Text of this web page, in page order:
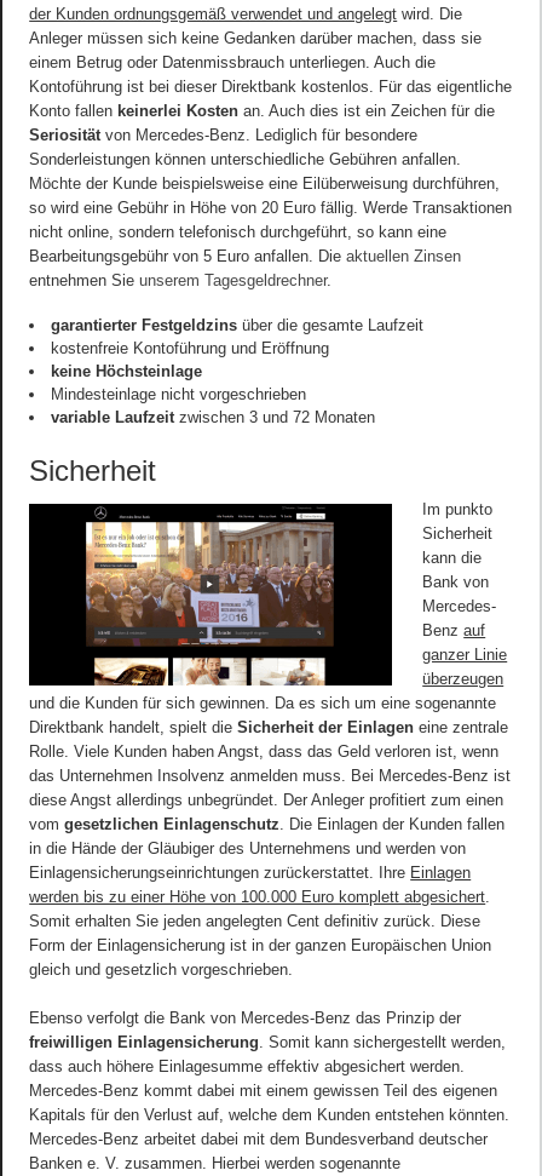
der Kunden ordnungsgemäß verwendet und angelegt wird. Die
Anleger müssen sich keine Gedanken darüber machen, dass sie
einem Betrug oder Datenmissbrauch unterliegen. Auch die
Kontoführung ist bei dieser Direktbank kostenlos. Für das eigentliche
Konto fallen keinerlei Kosten an. Auch dies ist ein Zeichen für die
Seriositätvon Mercedes-Benz. Lediglich für besondere
Sonderleistungen können unterschiedliche Gebühren anfallen.
Möchte der Kunde beispielsweise eine Eilüberweisung durchführen,
so wird eine Gebühr in Höhe von 20 Euro fällig. Werde Transaktionen
nicht online, sondern telefonisch durchgeführt, so kann eine
Bearbeitungsgebühr von 5 Euro anfallen. Dieaktuellen Zinsen
entnehmen Sieunserem Tagesgeldrechner.
garantierter Festgeldzins über die gesamte Laufzeit
kostenfreie Kontoführung und Eröffnung
keine Höchsteinlage
Mindesteinlage nicht vorgeschrieben
variable Laufzeitzwischen 3 und 72 Monaten
Sicherheit
Im punkto
Sicherheit
kann die
Bank von
Mercedes-
Benzauf
ganzer Linie
überzeugen
und die Kunden für sich gewinnen. Da es sich um eine sogenannte
Direktbank handelt, spielt dieSicherheit der Einlagen eine zentrale
Rolle. Viele Kunden haben Angst, dass das Geld verloren ist, wenn
das Unternehmen Insolvenz anmelden muss. Bei Mercedes-Benz ist
diese Angst allerdings unbegründet. Der Anleger profitiert zum einen
vomgesetzlichen Einlagenschutz. Die Einlagen der Kunden fallen
in die Hände der Gläubiger des Unternehmens und werden von
Einlagensicherungseinrichtungen zurückerstattet. Ihre Einlagen
werden bis zu einer Höhe von 100.000 Euro komplett abgesichert.
Somit erhalten Sie jeden angelegten Cent definitiv zurück. Diese
Form der Einlagensicherung ist in der ganzen Europäischen Union
gleich und gesetzlich vorgeschrieben.
Ebenso verfolgt die Bank von Mercedes-Benz das Prinzip der
freiwilligen Einlagensicherung. Somit kann sichergestellt werden,
dass auch höhere Einlagesumme effektiv abgesichert werden.
Mercedes-Benz kommt dabei mit einem gewissen Teil des eigenen
Kapitals für den Verlust auf, welche dem Kunden entstehen könnten.
Mercedes-Benz arbeitet dabei mit dem Bundesverband deutscher
Banken e. V. zusammen. Hierbei werden sogenannte